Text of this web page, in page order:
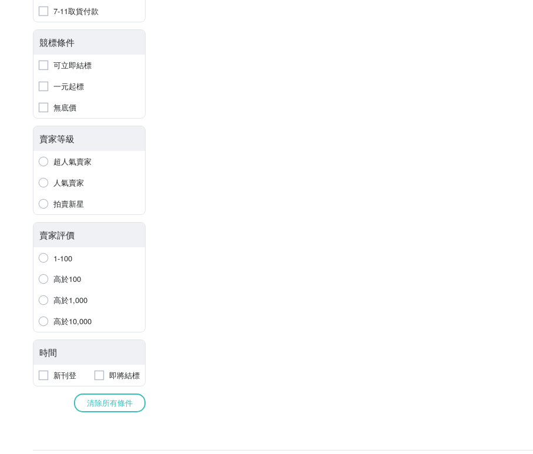
7-11取貨付款
競標條件
可立即結標
一元起標
無底價
賣家等級
超人氣賣家
人氣賣家
拍賣新星
賣家評價
1-100
高於100
高於1,000
高於10,000
時間
新刊登 即將結標
清除所有條件